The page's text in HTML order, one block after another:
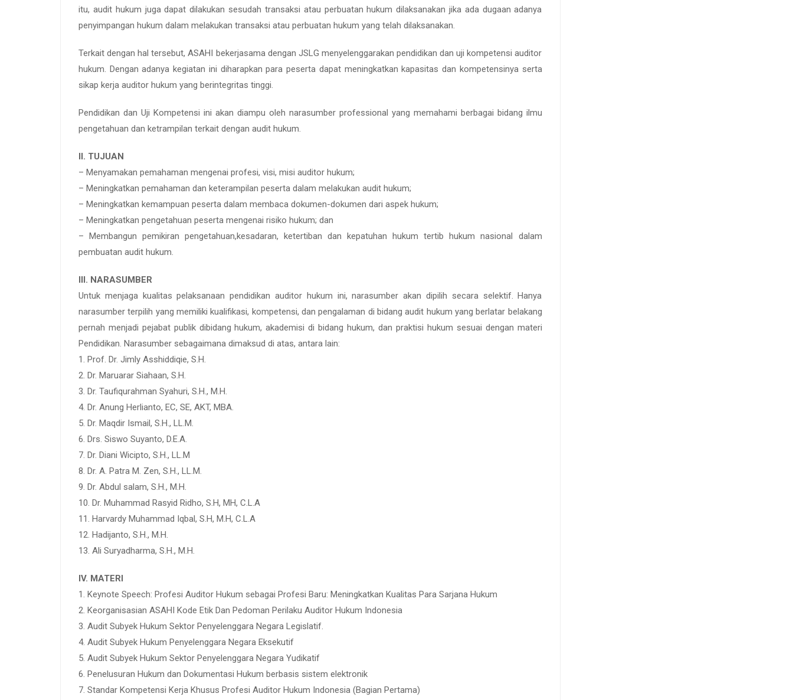
itu, audit hukum juga dapat dilakukan sesudah transaksi atau perbuatan hukum dilaksanakan jika ada dugaan adanya
penyimpangan hukum dalam melakukan transaksi atau perbuatan hukum yang telah dilaksanakan.
Terkait dengan hal tersebut, ASAHI bekerjasama dengan JSLG menyelenggarakan pendidikan dan uji kompetensi auditor
hukum. Dengan adanya kegiatan ini diharapkan para peserta dapat meningkatkan kapasitas dan kompetensinya serta
sikap kerja auditor hukum yang berintegritas tinggi.
Pendidikan dan Uji Kompetensi ini akan diampu oleh narasumber professional yang memahami berbagai bidang ilmu
pengetahuan dan ketrampilan terkait dengan audit hukum.
II. TUJUAN
– Menyamakan pemahaman mengenai profesi, visi, misi auditor hukum;
– Meningkatkan pemahaman dan keterampilan peserta dalam melakukan audit hukum;
– Meningkatkan kemampuan peserta dalam membaca dokumen-dokumen dari aspek hukum;
– Meningkatkan pengetahuan peserta mengenai risiko hukum; dan
– Membangun pemikiran pengetahuan,kesadaran, ketertiban dan kepatuhan hukum tertib hukum nasional dalam
pembuatan audit hukum.
III. NARASUMBER
Untuk menjaga kualitas pelaksanaan pendidikan auditor hukum ini, narasumber akan dipilih secara selektif. Hanya
narasumber terpilih yang memiliki kualifikasi, kompetensi, dan pengalaman di bidang audit hukum yang berlatar belakang
pernah menjadi pejabat publik dibidang hukum, akademisi di bidang hukum, dan praktisi hukum sesuai dengan materi
Pendidikan. Narasumber sebagaimana dimaksud di atas, antara lain:
1. Prof. Dr. Jimly Asshiddiqie, S.H.
2. Dr. Maruarar Siahaan, S.H.
3. Dr. Taufiqurahman Syahuri, S.H., M.H.
4. Dr. Anung Herlianto, EC, SE, AKT, MBA.
5. Dr. Maqdir Ismail, S.H., LL.M.
6. Drs. Siswo Suyanto, D.E.A.
7. Dr. Diani Wicipto, S.H., LL.M
8. Dr. A. Patra M. Zen, S.H., LL.M.
9. Dr. Abdul salam, S.H., M.H.
10. Dr. Muhammad Rasyid Ridho, S.H, MH, C.L.A
11. Harvardy Muhammad Iqbal, S.H, M.H, C.L.A
12. Hadijanto, S.H., M.H.
13. Ali Suryadharma, S.H., M.H.
IV. MATERI
1. Keynote Speech: Profesi Auditor Hukum sebagai Profesi Baru: Meningkatkan Kualitas Para Sarjana Hukum
2. Keorganisasian ASAHI Kode Etik Dan Pedoman Perilaku Auditor Hukum Indonesia
3. Audit Subyek Hukum Sektor Penyelenggara Negara Legislatif.
4. Audit Subyek Hukum Penyelenggara Negara Eksekutif
5. Audit Subyek Hukum Sektor Penyelenggara Negara Yudikatif
6. Penelusuran Hukum dan Dokumentasi Hukum berbasis sistem elektronik
7. Standar Kompetensi Kerja Khusus Profesi Auditor Hukum Indonesia (Bagian Pertama)